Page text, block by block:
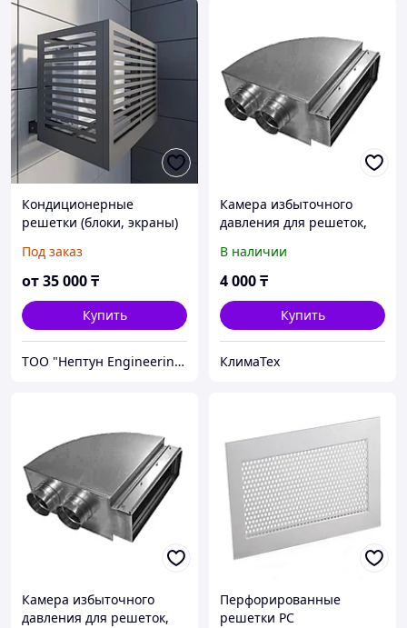
Кондиционерные
решетки (блоки, экраны)
Под заказ
от35 000₸
Купить
ТОО "Нептун Engineering"
Камера избыточного
давления для решеток,
потолочных и канальных
кондиционеров.
В наличии
4 000₸
Купить
КлимаТех
Камера избыточного
давления для решеток,
Перфорированные
решетки PC